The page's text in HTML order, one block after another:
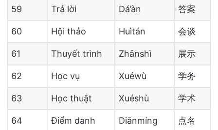
59 Trả lời Dá’àn 答案
60 Hội thảo Huìtán 会谈
61 Thuyết trình Zhǎnshì 展示
62 Học vụ Xuéwù 学务
63 Học thuật Xuéshù 学术
64 Điểm danh Diǎnmíng 点名